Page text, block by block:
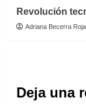
Revolución
Adriana Becerra
Deja una